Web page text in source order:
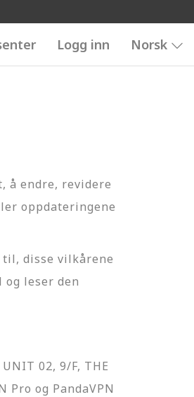
Logg inn Norsk
å endre, revidere
oppdateringene
til, disse vilkårene
leser den
02, 9/F, THE
Pro og PandaVPN